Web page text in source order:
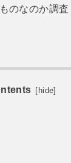
なのか調査
hide